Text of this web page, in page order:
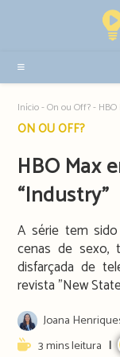
sidebar
Início-On ou Off?-
Post
ON OU OFF?
HBO Max
“Industry”
A série tem
cenas de sexo,
disfarçada de
revista "New
Post
author:
Joana
Reading3 mins leitura